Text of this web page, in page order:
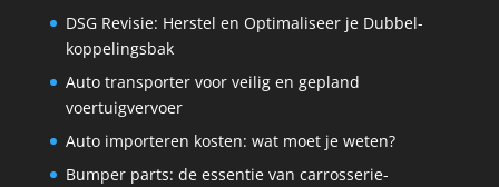
DSG Revisie: Herstel en Optimaliseer je Dubbel­
koppelings­bak
Auto transporter voor veilig en gepland
voertuigvervoer
Auto importeren kosten: wat moet je weten?
Bumper parts: de essentie van carrosserie-